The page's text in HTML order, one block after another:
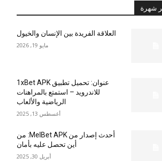
شهرة
العلاقة الفريدة بين الإنسان والخيول
مايو 19, 2026
عنوان: تحميل تطبيق 1xBet APK
للاندرويد – استمتع بالمراهنات
الرياضية والألعاب
أغسطس 13, 2025
أحدث إصدار من MelBet APK: من
أين تحصل عليه بأمان
أبريل 30, 2025